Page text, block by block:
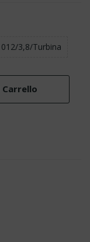
012/3,8/Turbina
Carrello